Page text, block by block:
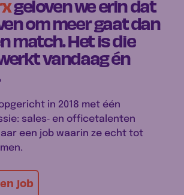
geloven we erin dat
om meer gaat dan
match. Het is die
vandaag én
in 2018 met één
sales‑ en officetalenten
een job waarin ze echt tot
job